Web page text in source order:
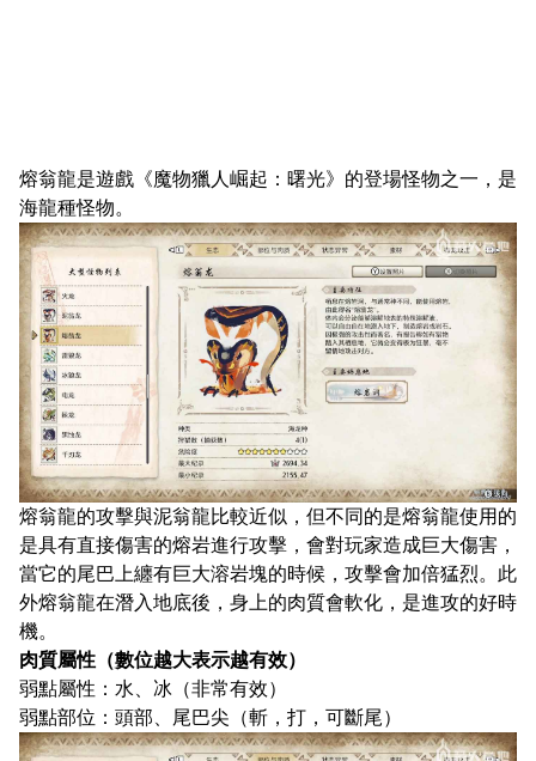
熔翁龍是遊戲《魔物獵人崛起：曙光》的登場怪物之一，是
海龍種怪物。
熔翁龍的攻擊與泥翁龍比較近似，但不同的是熔翁龍使用的
是具有直接傷害的熔岩進行攻擊，會對玩家造成巨大傷害，
當它的尾巴上纏有巨大溶岩塊的時候，攻擊會加倍猛烈。此
外熔翁龍在潛入地底後，身上的肉質會軟化，是進攻的好時
機。
肉質屬性（數位越大表示越有效）
弱點屬性：水、冰（非常有效）
弱點部位：頭部、尾巴尖（斬，打，可斷尾）